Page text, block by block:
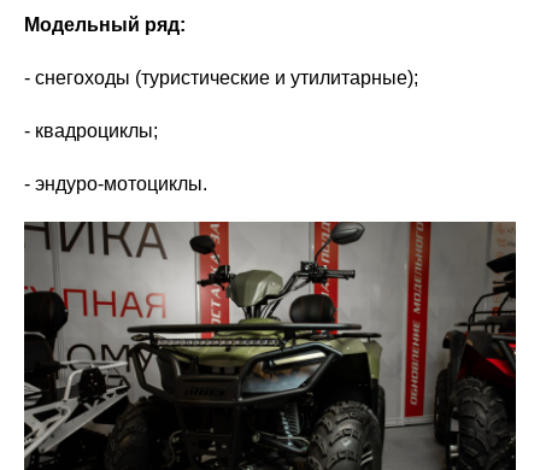
Модельный ряд:
- снегоходы (туристические и утилитарные);
- квадроциклы;
- эндуро-мотоциклы.